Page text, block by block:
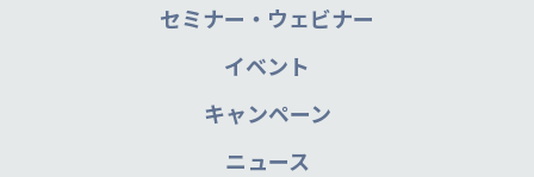
セミナー・ウェビナー
イベント
キャンペーン
ニュース